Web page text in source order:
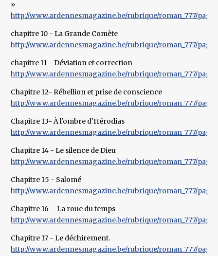
»
http://www.ardennesmagazine.be/rubrique/roman_777/
chapitre 10 - La Grande Comète
http://www.ardennesmagazine.be/rubrique/roman_777/
chapitre 11 - Déviation et correction
http://www.ardennesmagazine.be/rubrique/roman_777/
Chapitre 12- Rébellion et prise de conscience
http://www.ardennesmagazine.be/rubrique/roman_777/
Chapitre 13- À l'ombre d'Hérodias
http://www.ardennesmagazine.be/rubrique/roman_777/
Chapitre 14 - Le silence de Dieu
http://www.ardennesmagazine.be/rubrique/roman_777/
Chapitre 15 - Salomé
http://www.ardennesmagazine.be/rubrique/roman_777/
Chapitre 16 – La roue du temps
http://www.ardennesmagazine.be/rubrique/roman_777/
Chapitre 17 - Le déchirement.
http://www.ardennesmagazine.be/rubrique/roman_777/